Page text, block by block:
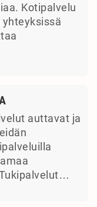
Kotipalvelu
auttavat ja